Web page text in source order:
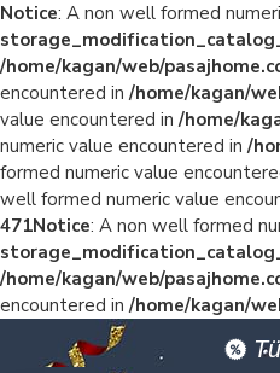
Notice: A non well formed
/home/kagan/web/
encountered in/home/kagan/
value encountered in/home/
numeric value encountered in/
formed numeric value
well formed numeric value
471Notice: A non well formed
/home/kagan/web/
encountered in/home/kagan/